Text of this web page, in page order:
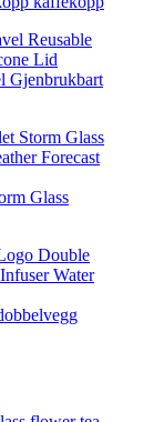
Gjenbrukbart
Glass